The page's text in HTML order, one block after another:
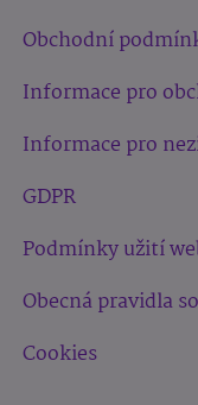
Obchodní
Informace pro
Informace pro
GDPR
Podmínky užití
Obecná pravidla
Cookies